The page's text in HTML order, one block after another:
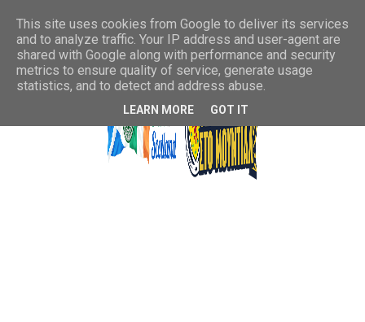
This site uses cookies from Google to deliver its services
and to analyze traffic. Your IP address and user-agent are
shared with Google along with performance and security
metrics to ensure quality of service, generate usage
statistics, and to detect and address abuse.
LEARN MORE GOT IT